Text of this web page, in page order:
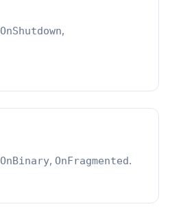
OnShutdown,
OnBinary, OnFragmented.